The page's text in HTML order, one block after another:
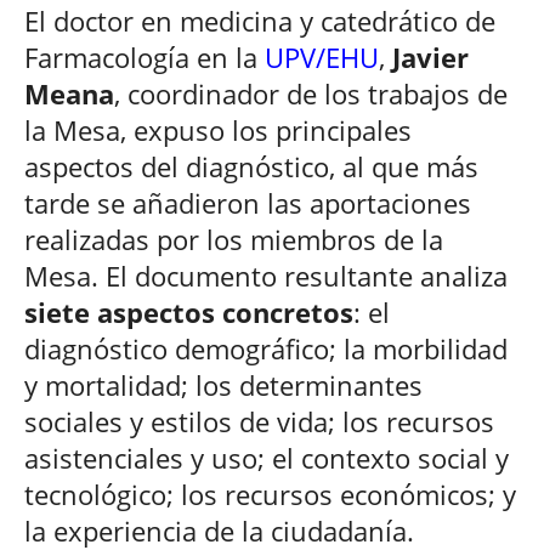
El doctor en medicina y catedrático de
Farmacología en la UPV/EHU, Javier
Meana, coordinador de los trabajos de
la Mesa, expuso los principales
aspectos del diagnóstico, al que más
tarde se añadieron las aportaciones
realizadas por los miembros de la
Mesa. El documento resultante analiza
siete aspectos concretos: el
diagnóstico demográfico; la morbilidad
y mortalidad; los determinantes
sociales y estilos de vida; los recursos
asistenciales y uso; el contexto social y
tecnológico; los recursos económicos; y
la experiencia de la ciudadanía.